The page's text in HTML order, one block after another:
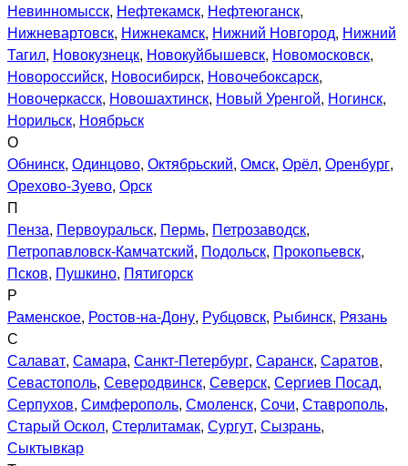
Невинномысск, Нефтекамск, Нефтеюганск,
Нижневартовск, Нижнекамск, Нижний Новгород, Нижний
Тагил, Новокузнецк, Новокуйбышевск, Новомосковск,
Новороссийск, Новосибирск, Новочебоксарск,
Новочеркасск, Новошахтинск, Новый Уренгой, Ногинск,
Норильск, Ноябрьск
О
Обнинск, Одинцово, Октябрьский, Омск, Орёл, Оренбург,
Орехово-Зуево, Орск
П
Пенза, Первоуральск, Пермь, Петрозаводск,
Петропавловск-Камчатский, Подольск, Прокопьевск,
Псков, Пушкино, Пятигорск
Р
Раменское, Ростов-на-Дону, Рубцовск, Рыбинск, Рязань
С
Салават, Самара, Санкт-Петербург, Саранск, Саратов,
Севастополь, Северодвинск, Северск, Сергиев Посад,
Серпухов, Симферополь, Смоленск, Сочи, Ставрополь,
Старый Оскол, Стерлитамак, Сургут, Сызрань,
Сыктывкар